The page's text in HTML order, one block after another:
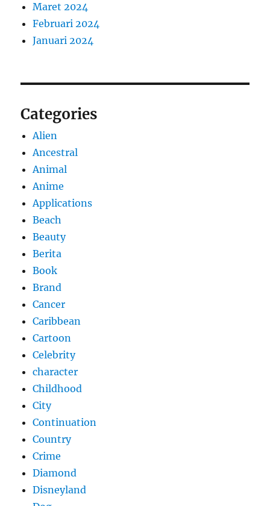
Maret 2024
Februari 2024
Januari 2024
Categories
Alien
Ancestral
Animal
Anime
Applications
Beach
Beauty
Berita
Book
Brand
Cancer
Caribbean
Cartoon
Celebrity
character
Childhood
City
Continuation
Country
Crime
Diamond
Disneyland